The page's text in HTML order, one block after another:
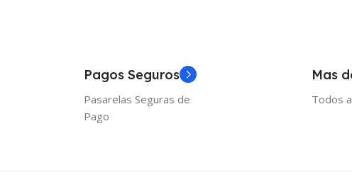
Pagos Seguros
Pasarelas Seguras de
Pago
Mas
Todos